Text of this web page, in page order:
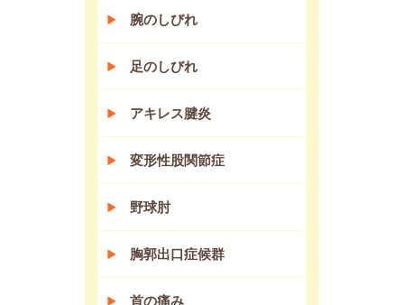
腕のしびれ
足のしびれ
アキレス腱炎
変形性股関節症
野球肘
胸郭出口症候群
首の痛み